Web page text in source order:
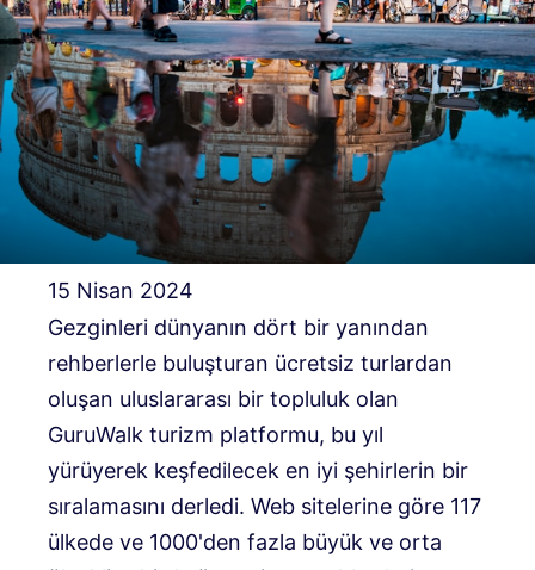
15 Nisan 2024
Gezginleri dünyanın dört bir yanından
rehberlerle buluşturan ücretsiz turlardan
oluşan uluslararası bir topluluk olan
GuruWalk turizm platformu, bu yıl
yürüyerek keşfedilecek en iyi şehirlerin bir
sıralamasını derledi. Web sitelerine göre 117
ülkede ve 1000'den fazla büyük ve orta